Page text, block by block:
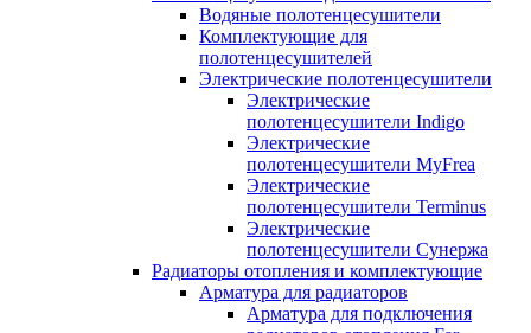
Водяные полотенцесушители
Комплектующие для
полотенцесушителей
Электрические полотенцесушители
Электрические
полотенцесушители Indigo
Электрические
полотенцесушители MyFrea
Электрические
полотенцесушители Terminus
Электрические
полотенцесушители Сунержа
Радиаторы отопления и комплектующие
Арматура для радиаторов
Арматура для подключения